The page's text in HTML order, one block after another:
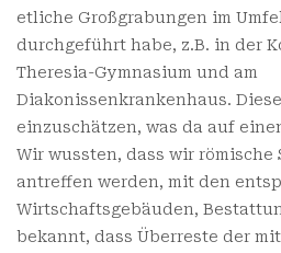
etliche Großgrabungen im
durchgeführt habe, z.B. in der
Theresia-Gymnasium und am
Diakonissenkrankenhaus.
einzuschätzen, was da auf
Wir wussten, dass wir römische
antreffen werden, mit den
Wirtschaftsgebäuden,
bekannt, dass Überreste der